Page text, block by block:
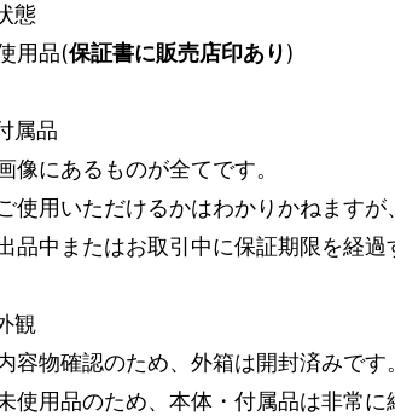
態
用品(保証書に販売店印あり)
属品
像にあるものが全てです。
使用いただけるかはわかりかねます
品中またはお取引中に保証期限を経過
観
容物確認のため、外箱は開封済みです。
使用品のため、本体・付属品は非常に